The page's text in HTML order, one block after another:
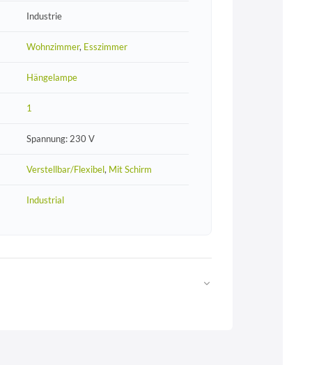
Industrie
Wohnzimmer, Esszimmer
Hängelampe
1
Spannung: 230 V
Verstellbar/Flexibel, Mit Schirm
Industrial